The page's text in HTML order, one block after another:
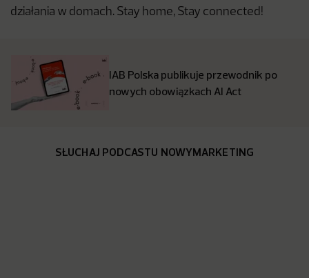
działania w domach. Stay home, Stay connected!
IAB Polska publikuje przewodnik po
nowych obowiązkach AI Act
SŁUCHAJ PODCASTU NOWYMARKETING